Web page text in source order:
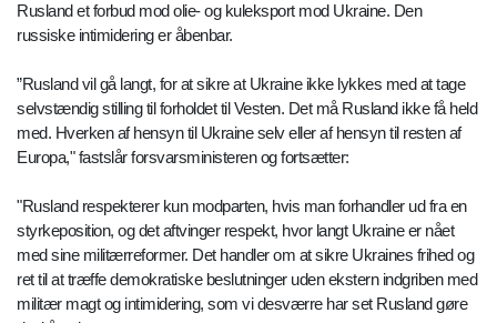
Rusland et forbud mod olie- og kuleksport mod Ukraine. Den
russiske intimidering er åbenbar.
”Rusland vil gå langt, for at sikre at Ukraine ikke lykkes med at tage
selvstændig stilling til forholdet til Vesten. Det må Rusland ikke få held
med. Hverken af hensyn til Ukraine selv eller af hensyn til resten af
Europa," fastslår forsvarsministeren og fortsætter:
"Rusland respekterer kun modparten, hvis man forhandler ud fra en
styrkeposition, og det aftvinger respekt, hvor langt Ukraine er nået
med sine militærreformer. Det handler om at sikre Ukraines frihed og
ret til at træffe demokratiske beslutninger uden ekstern indgriben med
militær magt og intimidering, som vi desværre har set Rusland gøre